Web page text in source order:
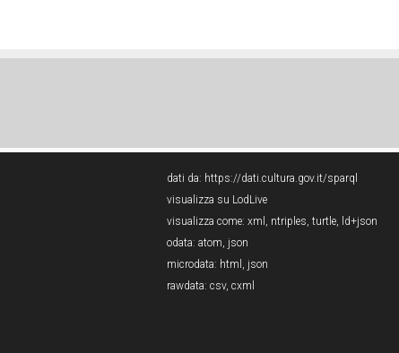
dati da: https://dati.cultura.gov.it/sparql
visualizza su LodLive
visualizza come: xml , ntriples, turtle, ld+json
odata: atom, json
microdata: html , json
rawdata: csv, cxml